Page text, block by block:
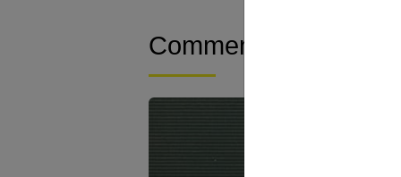
Comment porter des